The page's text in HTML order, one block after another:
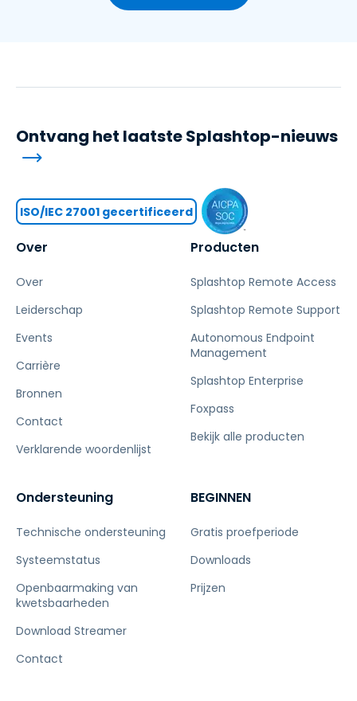
Over
Over
Leiderschap
Events
Carrière
Bronnen
Contact
Verklarende woordenlijst
Producten
Splashtop Remote Access
Splashtop Remote Support
Autonomous Endpoint
Management
Splashtop Enterprise
Foxpass
Bekijk alle producten
Ondersteuning
Technische ondersteuning
Systeemstatus
Openbaarmaking van
kwetsbaarheden
Download Streamer
Contact
BEGINNEN
Gratis proefperiode
Downloads
Prijzen
Ontvang het laatste Splashtop-nieuws
ISO/IEC 27001 gecertificeerd